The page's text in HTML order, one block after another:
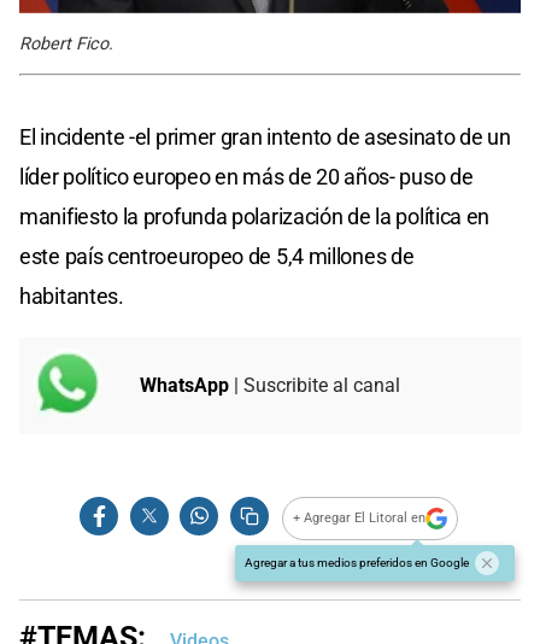
Robert Fico.
El incidente -el primer gran intento de asesinato de un
líder político europeo en más de 20 años- puso de
manifiesto la profunda polarización de la política en
este país centroeuropeo de 5,4 millones de
habitantes.
WhatsApp | Suscribite al canal
+ Agregar El Litoral en
Agregar a tus medios preferidos en Google